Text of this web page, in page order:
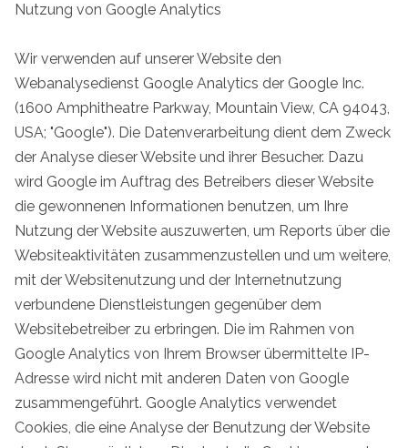
Nutzung von Google Analytics
Wir verwenden auf unserer Website den
Webanalysedienst Google Analytics der Google Inc.
(1600 Amphitheatre Parkway, Mountain View, CA 94043,
USA; "Google"). Die Datenverarbeitung dient dem Zweck
der Analyse dieser Website und ihrer Besucher. Dazu
wird Google im Auftrag des Betreibers dieser Website
die gewonnenen Informationen benutzen, um Ihre
Nutzung der Website auszuwerten, um Reports über die
Websiteaktivitäten zusammenzustellen und um weitere,
mit der Websitenutzung und der Internetnutzung
verbundene Dienstleistungen gegenüber dem
Websitebetreiber zu erbringen. Die im Rahmen von
Google Analytics von Ihrem Browser übermittelte IP-
Adresse wird nicht mit anderen Daten von Google
zusammengeführt. Google Analytics verwendet
Cookies, die eine Analyse der Benutzung der Website